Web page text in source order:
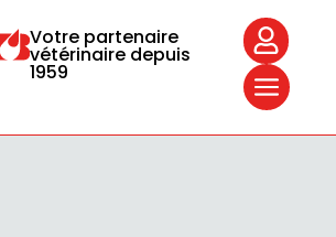
Votre partenaire
vétérinaire depuis
1959